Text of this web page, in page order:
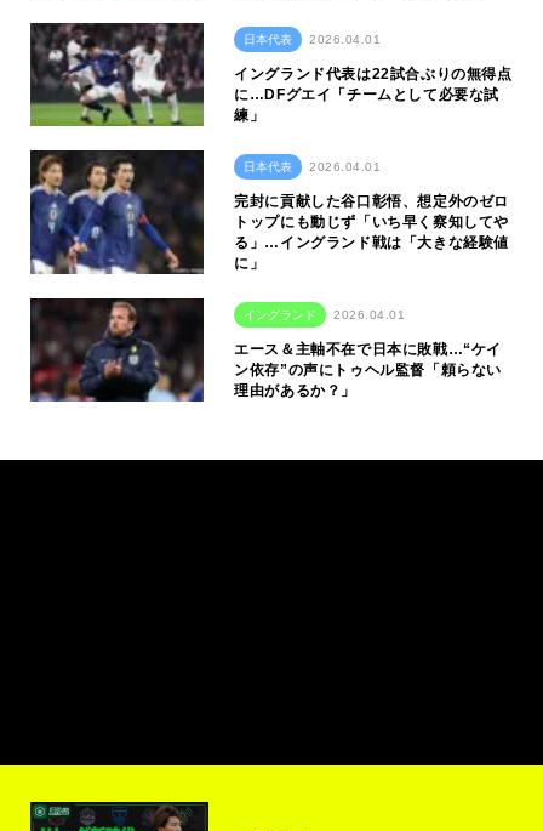
日本代表 2026.04.01
イングランド代表は22試合ぶりの無得点
に…DFグエイ「チームとして必要な試
練」
日本代表 2026.04.01
完封に貢献した谷口彰悟、想定外のゼロ
トップにも動じず「いち早く察知してや
る」…イングランド戦は「大きな経験値
に」
イングランド 2026.04.01
エース＆主軸不在で日本に敗戦…“ケイ
ン依存”の声にトゥヘル監督「頼らない
理由があるか？」